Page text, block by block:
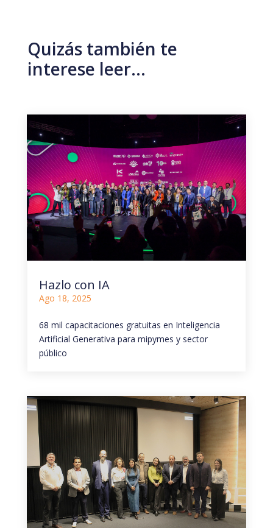
Quizás también te
interese leer…
Hazlo con IA
Ago 18, 2025
68 mil capacitaciones gratuitas en Inteligencia
Artificial Generativa para mipymes y sector
público